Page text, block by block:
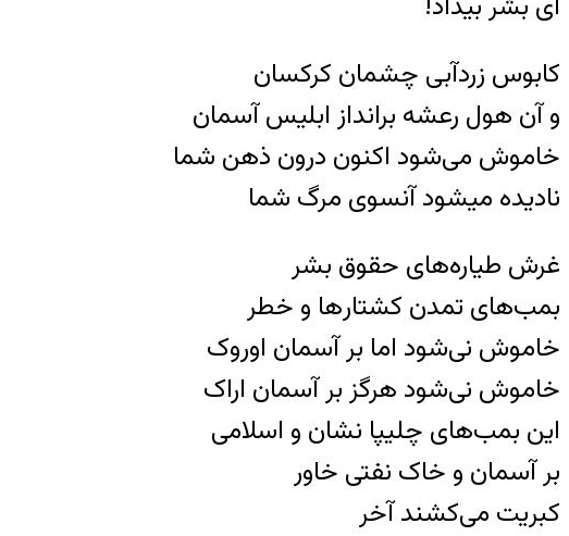
کابوس زردآبی چشمان کرکسان
و آن هول رعشه برانداز ابلیس آسمان
خاموش می‌شود اکنون درون ذهن شما
نادیده میشود آنسوی مرگ شما
غرش طیاره‌های حقوق بشر
بمب‌های تمدن کشتار‌ها و خطر
خاموش نی‌شود اما بر آسمان اوروک
خاموش نی‌شود هرگز بر آسمان اراک
این بمب‌های چلیپا نشان و اسلامی
بر آسمان و خاک نفتی خاور
کبریت می‌کشند آخر